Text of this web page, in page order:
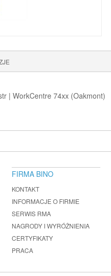
| WorkCentre 74xx (Oakmont)
FIRMA BINO
KONTAKT
INFORMACJE O FIRMIE
SERWIS RMA
NAGRODY I WYRÓŻNIENIA
CERTYFIKATY
PRACA